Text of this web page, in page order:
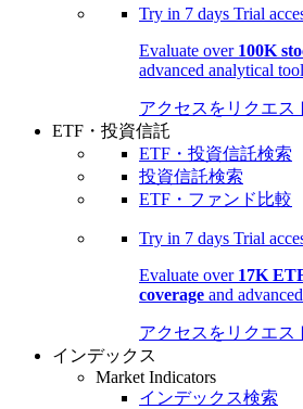
Try in 7 days Trial
Evaluate over 100K
advanced analytical
アクセスをリクエス
ETF・投資信託
ETF・投資信託検索
投資信託検索
ETF・ファンド比較
Try in 7 days Trial
Evaluate over 17K
coverage and
アクセスをリクエス
インデックス
Market Indicators
インデックス検索